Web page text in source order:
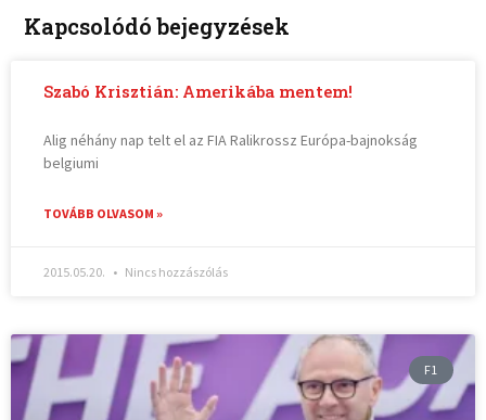
Kapcsolódó bejegyzések
Szabó Krisztián: Amerikába mentem!
Alig néhány nap telt el az FIA Ralikrossz Európa-bajnokság
belgiumi
TOVÁBB OLVASOM »
2015.05.20. Nincs hozzászólás
F1